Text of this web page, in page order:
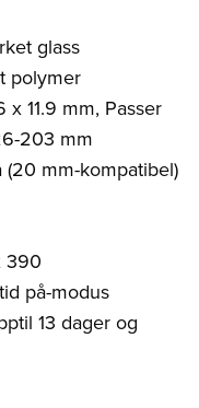
glass
polymer
11.9 mm, Passer
203 mm
mm-kompatibel)
390
på-modus
13 dager og